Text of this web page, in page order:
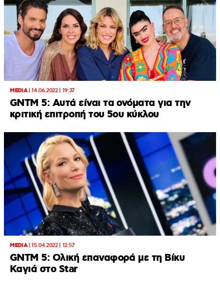
MEDIA|14.06.2022 | 19:37
GNTM 5: Αυτά είναι τα ονόματα για την
κριτική επιτροπή του 5ου κύκλου
MEDIA|15.04.2022 | 12:57
GNTM 5: Ολική επαναφορά με τη Βίκυ
Καγιά στο Star